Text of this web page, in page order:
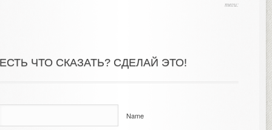
теги:
ЧТО СКАЗАТЬ? СДЕЛАЙ ЭТО!
Name